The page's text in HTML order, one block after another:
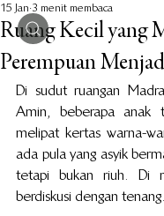
Ruang Kecil yang
Perempuan
15 Jan 3 menit membaca
Di sudut ruangan
Amin, beberapa anak
melipat kertas warna-
ada pula yang asyik
tetapi bukan riuh. Di
berdiskusi dengan tenang.